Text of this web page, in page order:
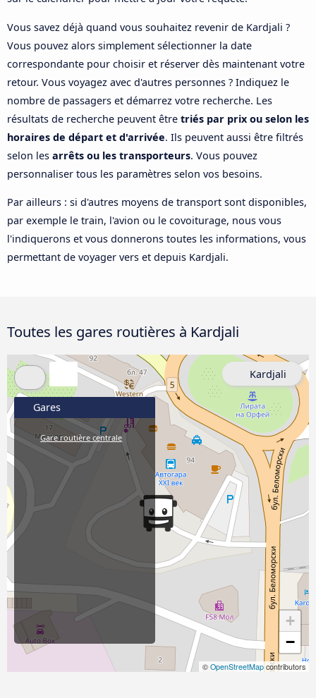
Vous savez déjà quand vous souhaitez revenir de Kardjali ?
Vous pouvez alors simplement sélectionner la date
correspondante pour choisir et réserver dès maintenant votre
retour. Vous voyagez avec d'autres personnes ? Indiquez le
nombre de passagers et démarrez votre recherche. Les
résultats de recherche peuvent être triés par prix ou selon les
horaires de départ et d'arrivée. Ils peuvent aussi être filtrés
selon les arrêts ou les transporteurs. Vous pouvez
personnaliser tous les paramètres selon vos besoins.
Par ailleurs : si d'autres moyens de transport sont disponibles,
par exemple le train, l'avion ou le covoiturage, nous vous
l'indiquerons et vous donnerons toutes les informations, vous
permettant de voyager vers et depuis Kardjali.
Toutes les gares routières à Kardjali
+
−
© OpenStreetMap contributors
Gares
Gare routière centrale
Kardjali